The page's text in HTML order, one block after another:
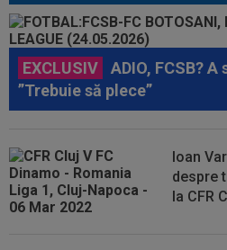
EXCLUSIV
ADIO, FCSB?
”Trebuie să plece”
Ioan
despre
la CFR